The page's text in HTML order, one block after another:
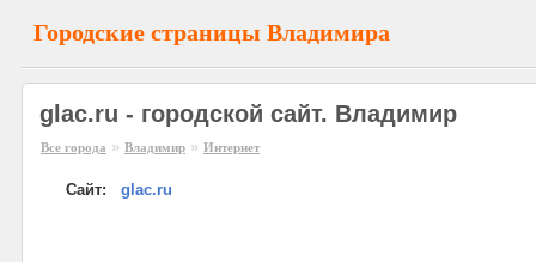
Городские страницы Владимира
glac.ru - городской сайт. Владимир
Все города » Владимир » Интернет
Сайт: glac.ru